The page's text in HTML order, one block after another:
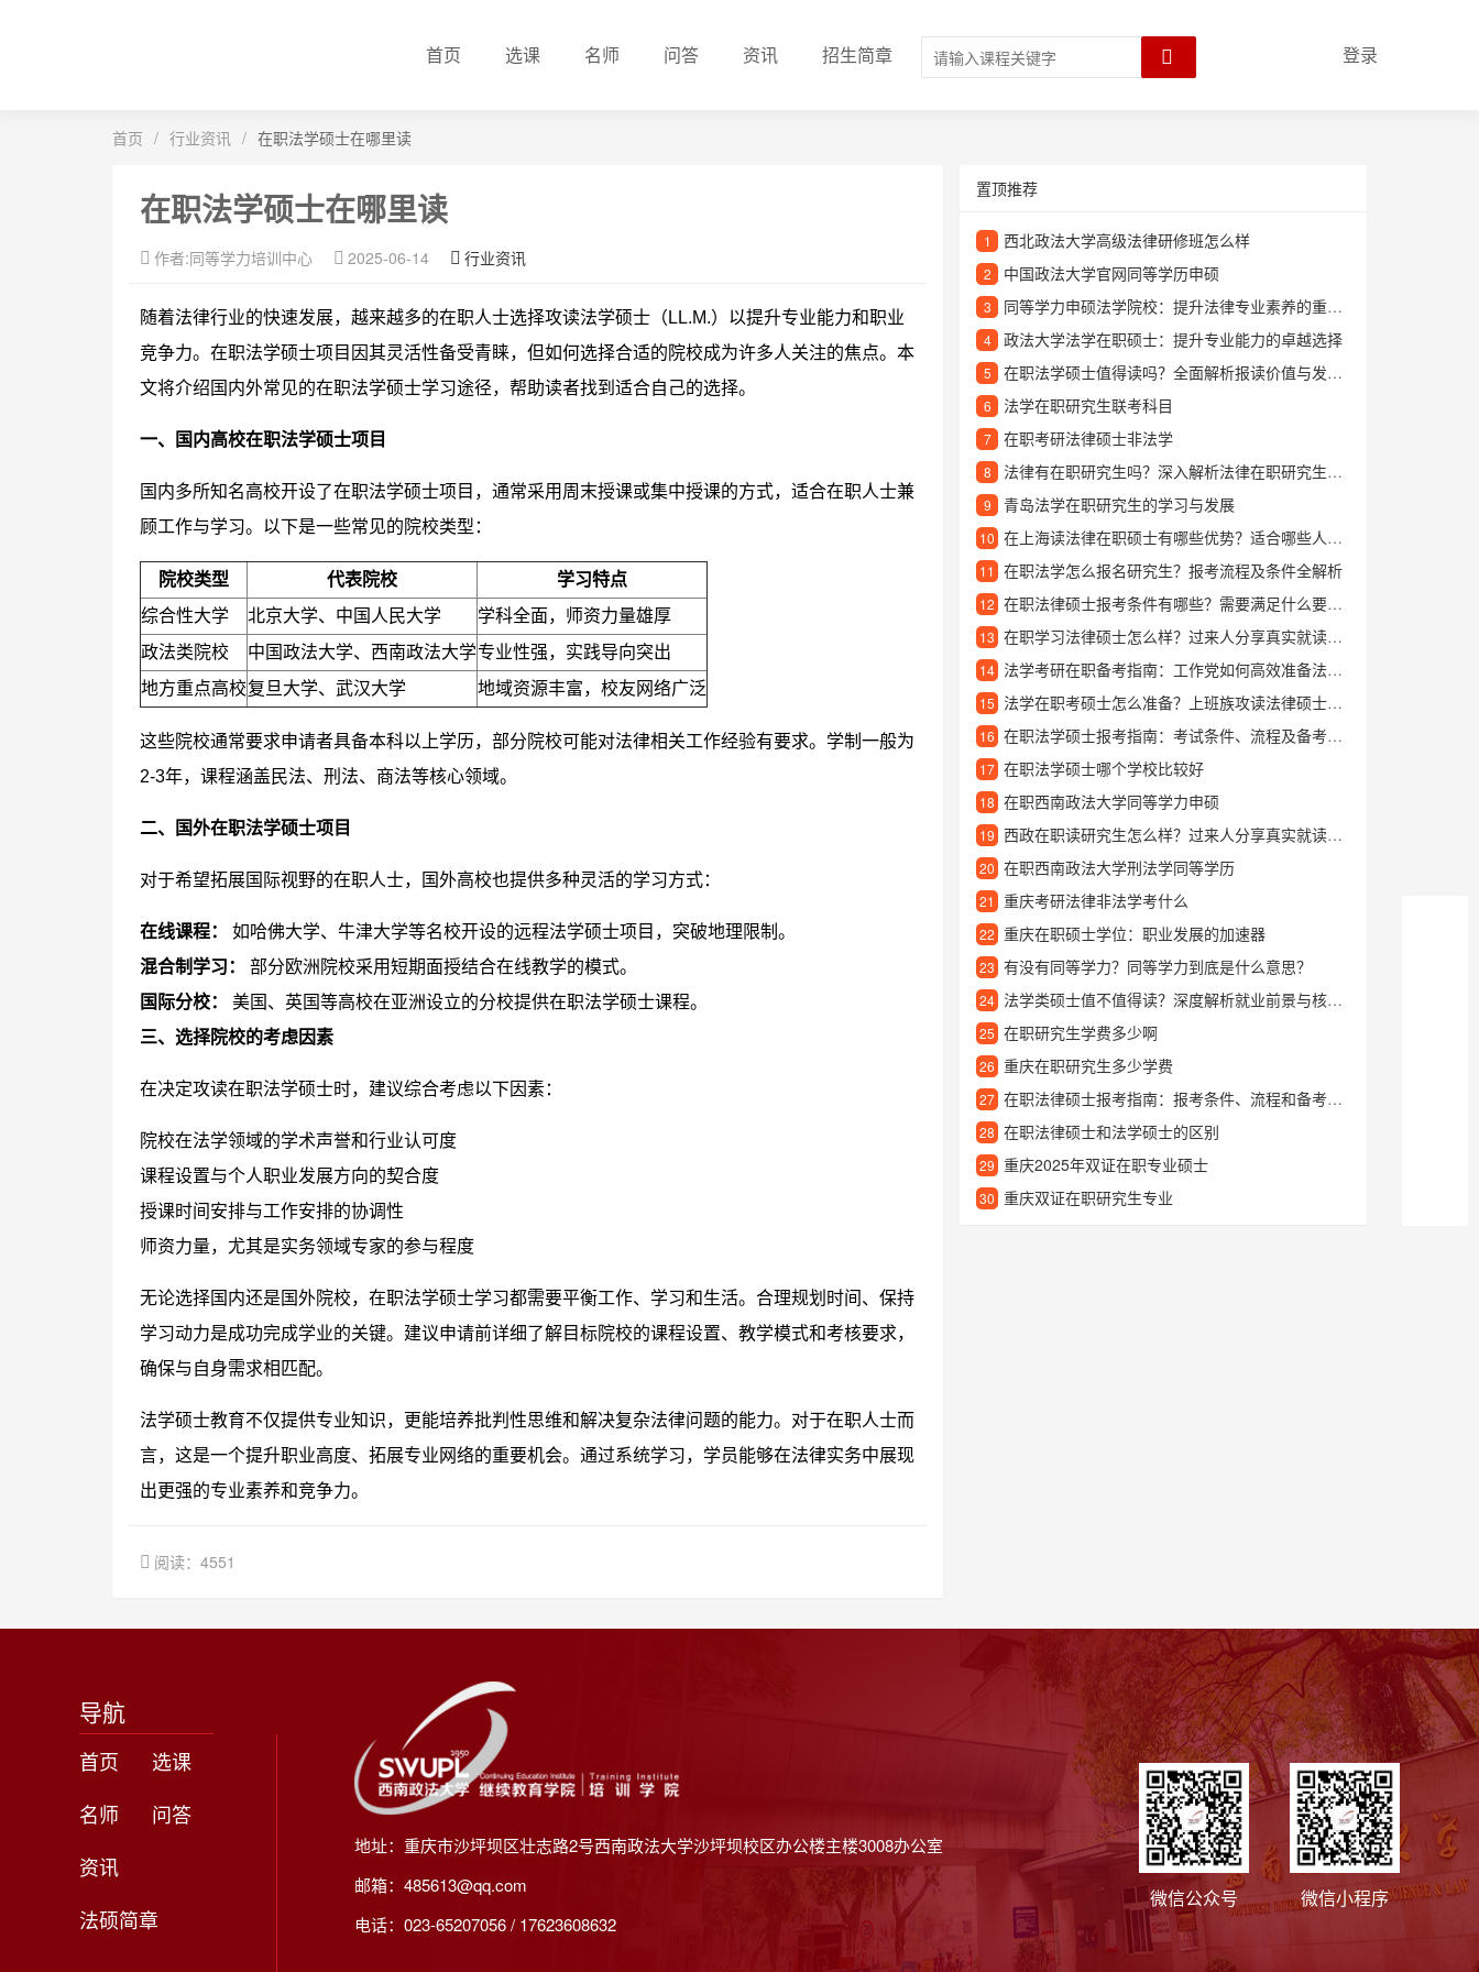
首页 选课 名师 问答 资讯 招生简章 登录
首页 / 行业资讯 / 在职法学硕士在哪里读
在职法学硕士在哪里读
作者:同等学力培训中心 2025-06-14 行业资讯
随着法律行业的快速发展，越来越多的在职人士选择攻读法学硕士（LL.M.）以提升专业能力和职业
竞争力。在职法学硕士项目因其灵活性备受青睐，但如何选择合适的院校成为许多人关注的焦点。本
文将介绍国内外常见的在职法学硕士学习途径，帮助读者找到适合自己的选择。
一、国内高校在职法学硕士项目
国内多所知名高校开设了在职法学硕士项目，通常采用周末授课或集中授课的方式，适合在职人士兼
顾工作与学习。以下是一些常见的院校类型：
院校类型 代表院校
学习特点
综合性大学
北京大学、中国人民大学
学科全面，师资力量雄厚
政法类院校
中国政法大学、西南政法大学专业性强，实践导向突出
地方重点高校复旦大学、武汉大学 地域资源丰富，校友网络广泛
这些院校通常要求申请者具备本科以上学历，部分院校可能对法律相关工作经验有要求。学制一般为
2-3年，课程涵盖民法、刑法、商法等核心领域。
二、国外在职法学硕士项目
对于希望拓展国际视野的在职人士，国外高校也提供多种灵活的学习方式：
在线课程：
如哈佛大学、牛津大学等名校开设的远程法学硕士项目，突破地理限制。
混合制学习：
部分欧洲院校采用短期面授结合在线教学的模式。
国际分校：
美国、英国等高校在亚洲设立的分校提供在职法学硕士课程。
三、选择院校的考虑因素
在决定攻读在职法学硕士时，建议综合考虑以下因素：
院校在法学领域的学术声誉和行业认可度
课程设置与个人职业发展方向的契合度
授课时间安排与工作安排的协调性
师资力量，尤其是实务领域专家的参与程度
无论选择国内还是国外院校，在职法学硕士学习都需要平衡工作、学习和生活。合理规划时间、保持
学习动力是成功完成学业的关键。建议申请前详细了解目标院校的课程设置、教学模式和考核要求，
确保与自身需求相匹配。
法学硕士教育不仅提供专业知识，更能培养批判性思维和解决复杂法律问题的能力。对于在职人士而
言，这是一个提升职业高度、拓展专业网络的重要机会。通过系统学习，学员能够在法律实务中展现
出更强的专业素养和竞争力。
阅读：4551
置顶推荐
1 西北政法大学高级法律研修班怎么样
2 中国政法大学官网同等学历申硕
3 同等学力申硕法学院校：提升法律专业素养的重要途径
4 政法大学法学在职硕士：提升专业能力的卓越选择
5 在职法学硕士值得读吗？全面解析报读价值与发展前景
6 法学在职研究生联考科目
7 在职考研法律硕士非法学
8 法律有在职研究生吗？深入解析法律在职研究生教育
9 青岛法学在职研究生的学习与发展
10 在上海读法律在职硕士有哪些优势？适合哪些人报考？
11 在职法学怎么报名研究生？报考流程及条件全解析
12 在职法律硕士报考条件有哪些？需要满足什么要求才能读？
13 在职学习法律硕士怎么样？过来人分享真实就读体验
14 法学考研在职备考指南：工作党如何高效准备法学研究生考试
15 法学在职考硕士怎么准备？上班族攻读法律硕士的实用指南
16 在职法学硕士报考指南：考试条件、流程及备考方法全解析
17 在职法学硕士哪个学校比较好
18 在职西南政法大学同等学力申硕
19 西政在职读研究生怎么样？过来人分享真实就读体验
20 在职西南政法大学刑法学同等学历
21 重庆考研法律非法学考什么
22 重庆在职硕士学位：职业发展的加速器
23 有没有同等学力？同等学力到底是什么意思？
24 法学类硕士值不值得读？深度解析就业前景与核心优势
25 在职研究生学费多少啊
26 重庆在职研究生多少学费
27 在职法律硕士报考指南：报考条件、流程和备考建议
28 在职法律硕士和法学硕士的区别
29 重庆2025年双证在职专业硕士
30 重庆双证在职研究生专业
导航
首页
选课
名师
问答
资讯
法硕简章
地址：重庆市沙坪坝区壮志路2号西南政法大学沙坪坝校区办公楼主楼3008办公室
邮箱：485613@qq.com
电话：023-65207056 / 17623608632
微信公众号 微信小程序